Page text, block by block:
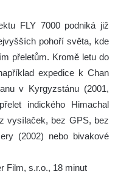
FLY 7000 podniká již
pohoří světa, kde
přeletům. Kromě letu do
expedice k Chan
v Kyrgyzstánu (2001,
indického Himachal
vysílaček, bez GPS, bez
(2002) nebo bivakové
Film, s.r.o., 18 minut